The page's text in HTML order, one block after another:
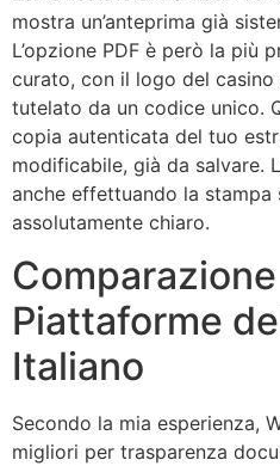
mostra un’anteprima già
L’opzione PDF è però la più
curato, con il logo del
tutelato da un codice unico.
copia autenticata del tuo
modificabile, già da salvare.
anche effettuando la
assolutamente chiaro.
Piattaforme
Italiano
Secondo la mia esperienza,
migliori per trasparenza